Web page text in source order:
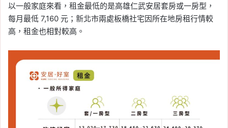
以一般家庭來看，租金最低的是高雄仁武安居套房或一房型，
每月最低 7,160 元；新北市兩處板橋社宅因所在地房租行情較
高，租金也相對較高。